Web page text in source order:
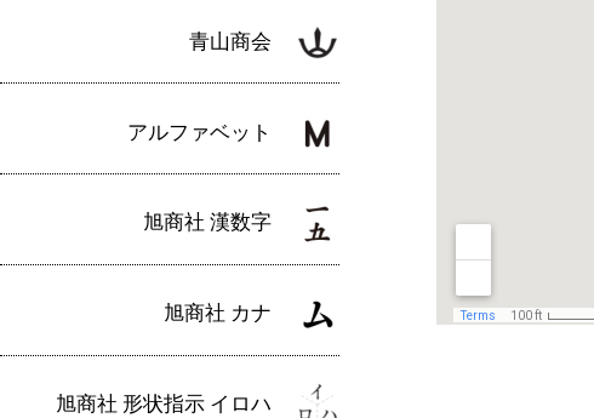
青山商会
アルファベット
旭商社 漢数字
旭商社 カナ
旭商社 形状指示 イロハ